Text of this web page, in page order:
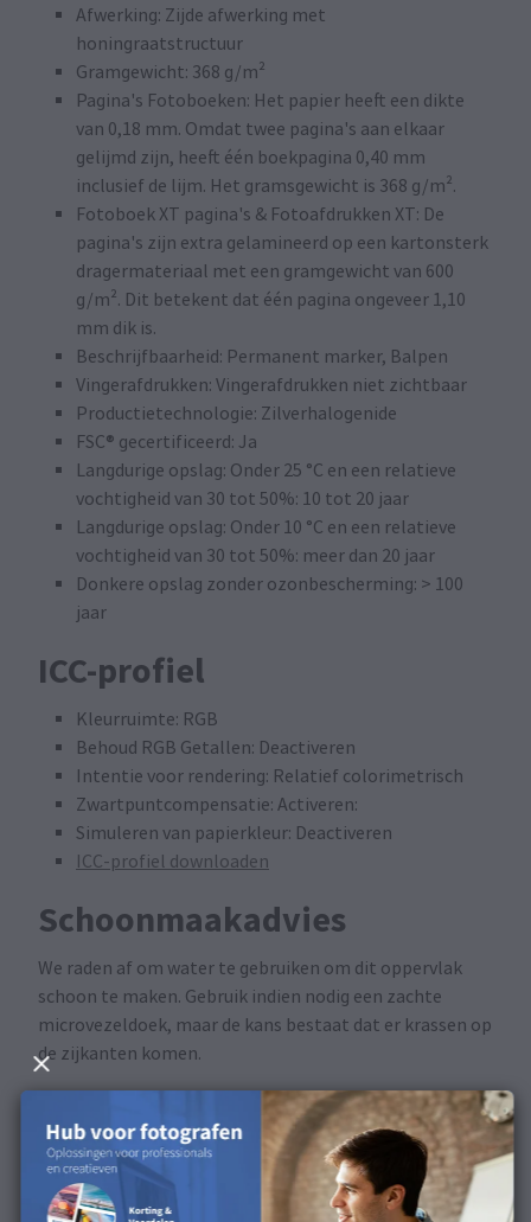
Afwerking: Zijde afwerking met
honingraatstructuur
Gramgewicht: 368 g/m²
Pagina's Fotoboeken: Het papier heeft een dikte
van 0,18 mm. Omdat twee pagina's aan elkaar
gelijmd zijn, heeft één boekpagina 0,40 mm
inclusief de lijm. Het gramsgewicht is 368 g/m².
Fotoboek XT pagina's & Fotoafdrukken XT: De
pagina's zijn extra gelamineerd op een kartonsterk
dragermateriaal met een gramgewicht van 600
g/m². Dit betekent dat één pagina ongeveer 1,10
mm dik is.
Beschrijfbaarheid: Permanent marker, Balpen
Vingerafdrukken: Vingerafdrukken niet zichtbaar
Productietechnologie: Zilverhalogenide
FSC® gecertificeerd: Ja
Langdurige opslag: Onder 25 °C en een relatieve
vochtigheid van 30 tot 50%: 10 tot 20 jaar
Langdurige opslag: Onder 10 °C en een relatieve
vochtigheid van 30 tot 50%: meer dan 20 jaar
Donkere opslag zonder ozonbescherming: > 100
jaar
ICC-profiel
Kleurruimte: RGB
Behoud RGB Getallen: Deactiveren
Intentie voor rendering: Relatief colorimetrisch
Zwartpuntcompensatie: Activeren:
Simuleren van papierkleur: Deactiveren
ICC-profiel downloaden
Schoonmaakadvies
We raden af om water te gebruiken om dit oppervlak
schoon te maken. Gebruik indien nodig een zachte
microvezeldoek, maar de kans bestaat dat er krassen op
de zijkanten komen.
Beschikbaar in de volgende
producten
Dit oppervlak is beschikbaar voor Fotoboeken en